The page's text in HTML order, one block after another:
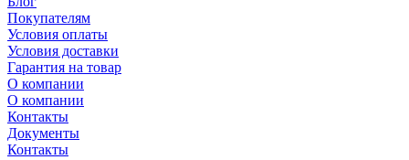
Покупателям
Условия оплаты
Условия доставки
Гарантия на товар
О компании
О компании
Контакты
Документы
Контакты